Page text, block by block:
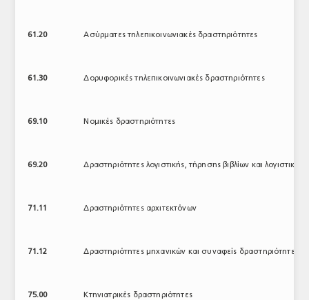
61.20 Ασύρματες τηλεπικοινωνιακές δραστηριότητες
61.30 Δορυφορικές τηλεπικοινωνιακές δραστηριότητες
69.10 Νομικές δραστηριότητες
69.20 Δραστηριότητες λογιστικής, τήρησης βιβλίων και
71.11 Δραστηριότητες αρχιτεκτόνων
71.12 Δραστηριότητες μηχανικών και συναφείς δραστηριότητες
75.00 Κτηνιατρικές δραστηριότητες